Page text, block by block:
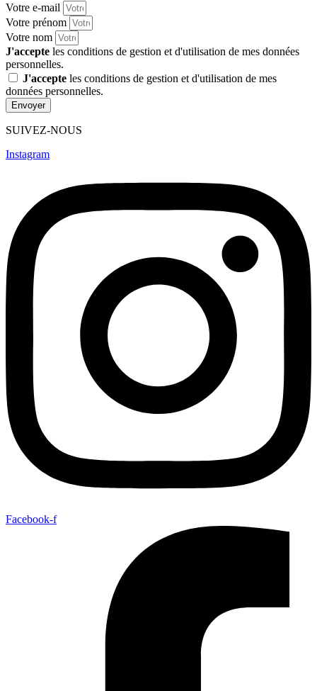
Votre e-mail
Votre prénom
Votre nom
J'accepte les conditions de gestion et d'utilisation de mes données
personnelles.
J'accepte les conditions de gestion et d'utilisation de mes
données personnelles.
Envoyer
SUIVEZ-NOUS
Instagram
Facebook-f